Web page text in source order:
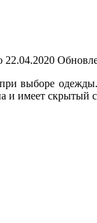
22.04.2020
выборе
и имеет скрытый